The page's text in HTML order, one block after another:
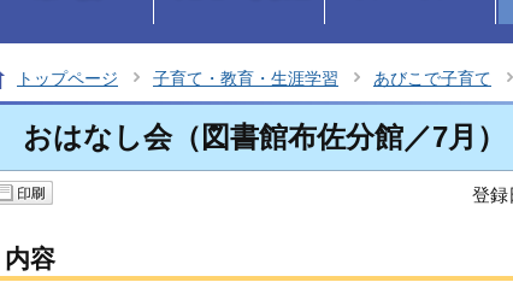
トップページ 子育て・教育・生涯学習 あびこで子育て
おはなし会（図書館布佐分館／7月）
登録
内容